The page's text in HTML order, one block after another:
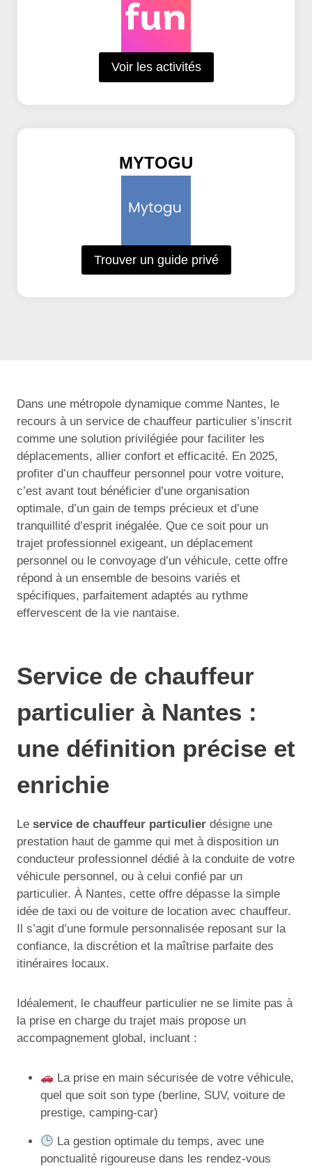
Voir les activités
MYTOGU
Trouver un guide privé
Dans une métropole dynamique comme Nantes, le
recours à un service de chauffeur particulier s’inscrit
comme une solution privilégiée pour faciliter les
déplacements, allier confort et efficacité. En 2025,
profiter d’un chauffeur personnel pour votre voiture,
c’est avant tout bénéficier d’une organisation
optimale, d’un gain de temps précieux et d’une
tranquillité d’esprit inégalée. Que ce soit pour un
trajet professionnel exigeant, un déplacement
personnel ou le convoyage d’un véhicule, cette offre
répond à un ensemble de besoins variés et
spécifiques, parfaitement adaptés au rythme
effervescent de la vie nantaise.
Service de chauffeur
particulier à Nantes :
une définition précise et
enrichie
Le service de chauffeur particulier désigne une
prestation haut de gamme qui met à disposition un
conducteur professionnel dédié à la conduite de votre
véhicule personnel, ou à celui confié par un
particulier. À Nantes, cette offre dépasse la simple
idée de taxi ou de voiture de location avec chauffeur.
Il s’agit d’une formule personnalisée reposant sur la
confiance, la discrétion et la maîtrise parfaite des
itinéraires locaux.
Idéalement, le chauffeur particulier ne se limite pas à
la prise en charge du trajet mais propose un
accompagnement global, incluant :
La prise en main sécurisée de votre véhicule,
quel que soit son type (berline, SUV, voiture de
prestige, camping-car)
La gestion optimale du temps, avec une
ponctualité rigoureuse dans les rendez-vous